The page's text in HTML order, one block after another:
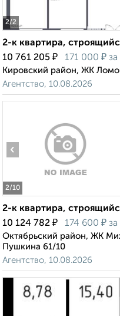
2/2
2-к квартира,
10 761 205 ₽ 171 000 ₽ за
Кировский район, ЖК
Агентство, 10.08.2026
2/10
‹
2-к квартира,
10 124 782 ₽ 174 600 ₽ за
Октябрьский район, ЖК
Пушкина 61/10
Агентство, 10.08.2026